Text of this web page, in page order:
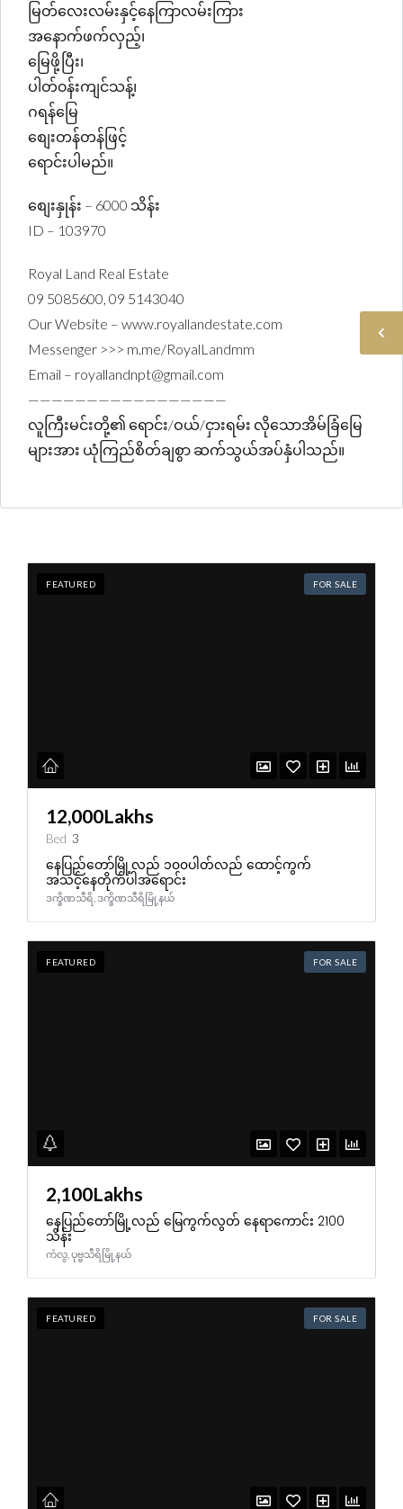
မြတ်လေးလမ်းနှင့်နေကြာလမ်းကြား
အနောက်ဖက်လှည့်၊
မြေဖို့ပြီး၊
ပါတ်၀န်းကျင်သန့်၊
ဂရန်မြေ
စျေးတန်တန်ဖြင့်
ရောင်းပါမည်။
စျေးနှုန်း – 6000 သိန်း
ID – 103970
Royal Land Real Estate
09 5085600, 09 5143040
Our Website – www.royallandestate.com
Messenger >>> m.me/RoyalLandmm
Email – royallandnpt@gmail.com
—————————————————
လူကြီးမင်းတို့၏ ရောင်း/ဝယ်/ငှားရမ်း လိုသောအိမ်ခြံမြေ
များအား ယုံကြည်စိတ်ချစွာ ဆက်သွယ်အပ်နှံပါသည်။
FEATURED FOR SALE
12,000Lakhs
Bed 3
နေပြည်တော်မြို့လည် ၁၀၀ပါတ်လည် ထောင့်ကွက်
အသင့်နေတိုက်ပါအရောင်း
ဒက္ခိဏသီရိ, ဒက္ခိဏသီရိမြို့နယ်
FEATURED FOR SALE
2,100Lakhs
နေပြည်တော်မြို့လည် မြေကွက်လွတ် နေရာကောင်း 2100
သိန်း
ကံလွ, ပုဗ္ဗသီရိမြို့နယ်
FEATURED FOR SALE
Username
Password